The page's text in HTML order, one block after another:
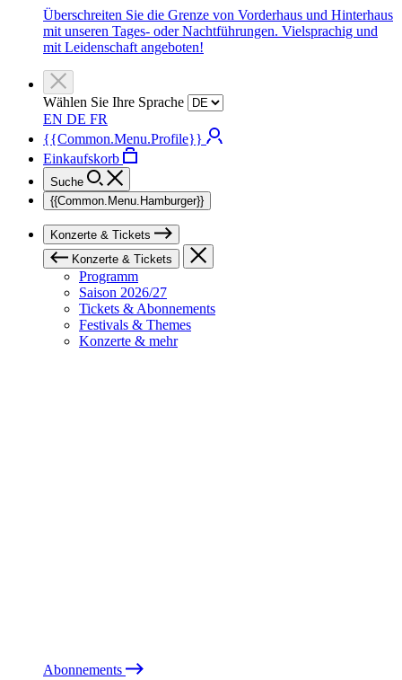
Überschreiten Sie die Grenze von Vorderhaus und Hinterhaus
mit unseren Tages- oder Nachtführungen. Vielsprachig und
mit Leidenschaft angeboten!
Wählen Sie Ihre Sprache
EN DE FR
{{Common.Menu.Profile}}
Einkaufskorb
Suche
{{Common.Menu.Hamburger}}
Konzerte & Tickets
Konzerte & Tickets
Programm
Saison 2026/27
Tickets & Abonnements
Festivals & Themes
Konzerte & mehr
Abonnements